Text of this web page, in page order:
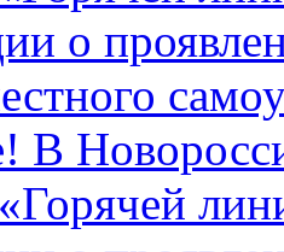
о
В